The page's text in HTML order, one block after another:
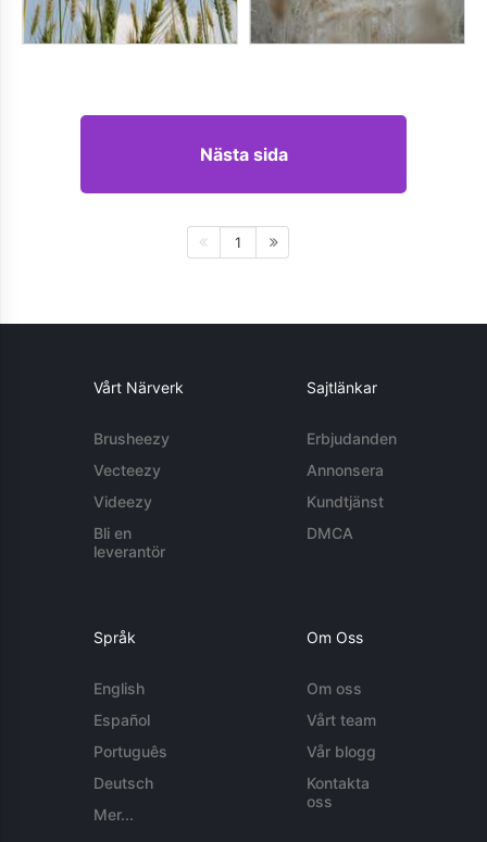
Nästa sida
1
Vårt Närverk
Brusheezy
Vecteezy
Videezy
Bli en
leverantör
Sajtlänkar
Erbjudanden
Annonsera
Kundtjänst
DMCA
Språk
English
Español
Português
Deutsch
Mer...
Om Oss
Om oss
Vårt team
Vår blogg
Kontakta
oss